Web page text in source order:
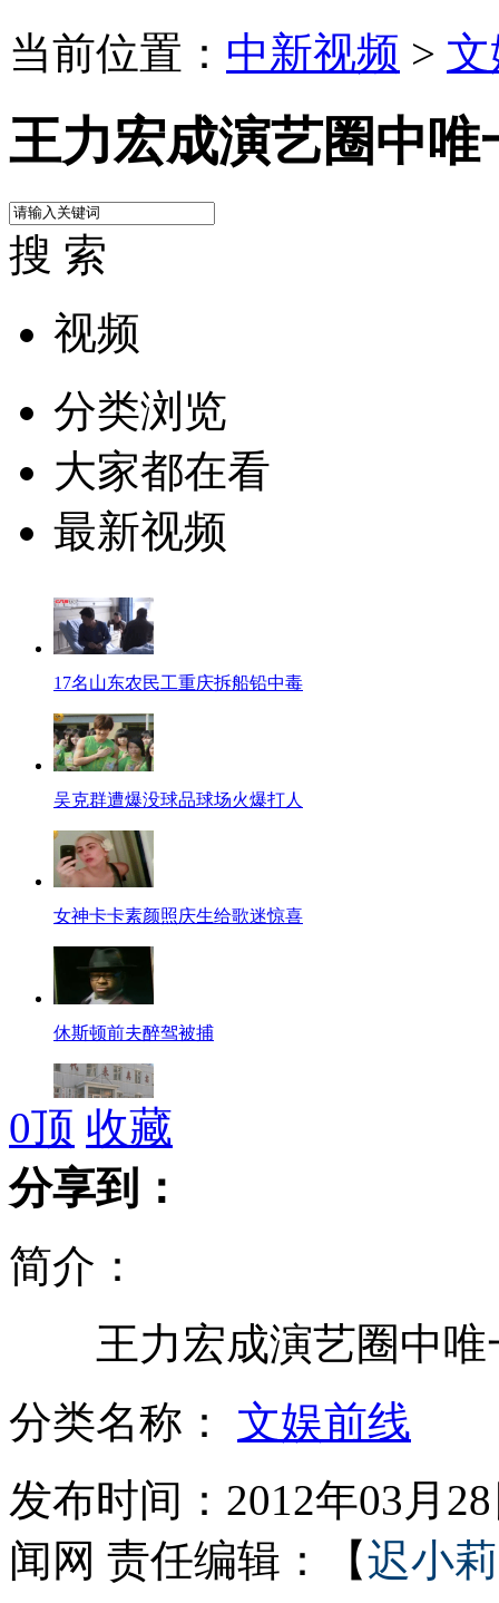
当前位置： 中新视频 >
王力宏成演艺圈中
搜 索
视频
分类浏览
大家都在看
最新视频
17名山东农民工重庆拆船铅中毒
吴克群遭爆没球品球场火爆打人
女神卡卡素颜照庆生给歌迷惊喜
休斯顿前夫醉驾被捕
长春社区创办道德银行储存支取爱心
舒淇发文回应恶意攻击 众星盼甄赵言和
“细绳六秒开锁”确有其事 沈阳警方发治安提醒
0顶 收藏
分享到：
简介：
王力宏成演艺圈中唯
分类名称： 文娱前线
发布时间：2012年03月
闻网 责任编辑：【迟小莉